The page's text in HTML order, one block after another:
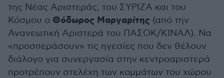
της Νέας Αριστεράς, του ΣΥΡΙΖΑ και του
Κόσμου ο Θόδωρος Μαργαρίτης (από την
Ανανεωτική Αριστερά του ΠΑΣΟΚ/ΚΙΝΑΛ). Να
«προσπεράσουν» τις ηγεσίες που δεν θέλουν
διάλογο για συνεργασία στην κεντροαριστερά
προτρέπουν στελέχη των κομμάτων του χώρου